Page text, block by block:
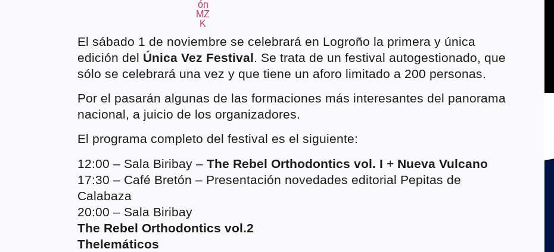
El sábado 1 de noviembre se celebrará en Logroño la primera y única
edición del Única Vez Festival . Se trata de un festival autogestionado, que
sólo se celebrará una vez y que tiene un aforo limitado a 200 personas.
Por el pasarán algunas de las formaciones más interesantes del panorama
nacional, a juicio de los organizadores.
El programa completo del festival es el siguiente:
12:00 – Sala Biribay – The Rebel Orthodontics vol. I + Nueva Vulcano
17:30 – Café Bretón – Presentación novedades editorial Pepitas de
Calabaza
20:00 – Sala Biribay
The Rebel Orthodontics vol.2
Thelemáticos